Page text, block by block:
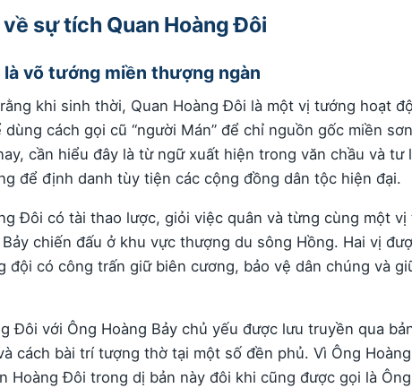
sự tích Quan Hoàng Đôi
là võ tướng miền thượng ngàn
khi sinh thời, Quan Hoàng Đôi là một vị tướng hoạt
cách gọi cũ “người Mán” để chỉ nguồn gốc miền
cần hiểu đây là từ ngữ xuất hiện trong văn chầu và tư
để định danh tùy tiện các cộng đồng dân tộc hiện đại.
Đôi có tài thao lược, giỏi việc quân và từng cùng một vị
chiến đấu ở khu vực thượng du sông Hồng. Hai vị
đội có công trấn giữ biên cương, bảo vệ dân chúng và
Đôi với Ông Hoàng Bảy chủ yếu được lưu truyền qua
cách bài trí tượng thờ tại một số đền phủ. Vì Ông
Hoàng Đôi trong dị bản này đôi khi cũng được gọi là